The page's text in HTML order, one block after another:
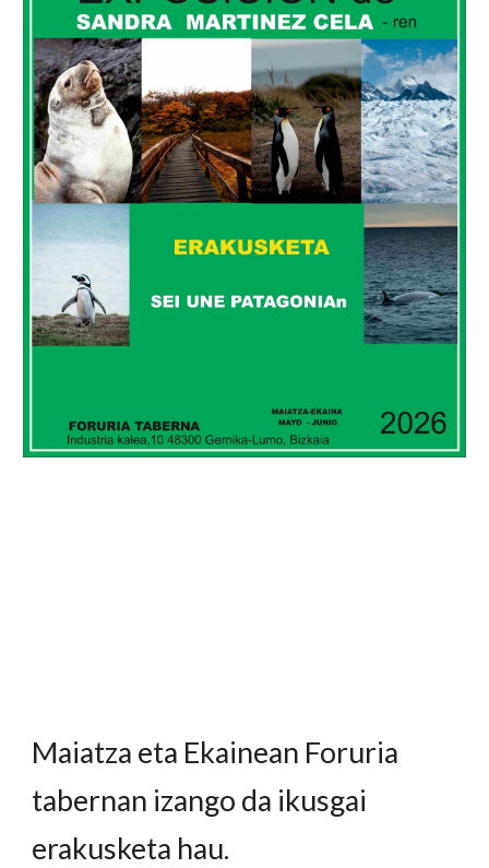
Maiatza eta Ekainean Foruria
tabernan izango da ikusgai
erakusketa hau.